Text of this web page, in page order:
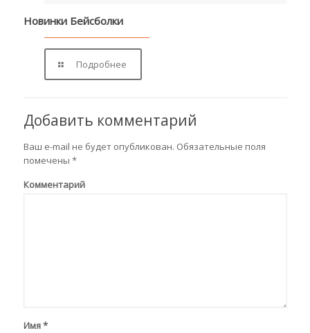
Новинки Бейсболки
Подробнее
Добавить комментарий
Ваш e-mail не будет опубликован. Обязательные поля
помечены *
Комментарий
Имя*